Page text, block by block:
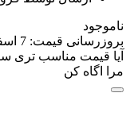
ناموجود
بروزرسانی قیمت: 7 اسفند 1401
آیا قیمت مناسب تری
مرا اگاه کن